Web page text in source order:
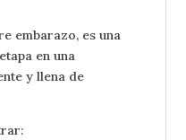
embarazo, es una
en una
y llena de